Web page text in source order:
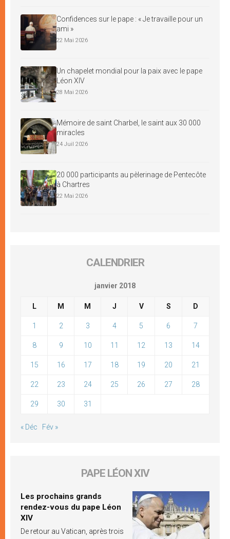
Confidences sur le pape : « Je travaille pour un
ami »
22 Mai 2026
Un chapelet mondial pour la paix avec le pape
Léon XIV
28 Mai 2026
Mémoire de saint Charbel, le saint aux 30 000
miracles
24 Juil 2026
20 000 participants au pèlerinage de Pentecôte
à Chartres
22 Mai 2026
CALENDRIER
janvier 2018
L M M J V S D
1 2 3 4 5 6 7
8 9 10 11 12 13 14
15 16 17 18 19 20 21
22 23 24 25 26 27 28
29 30 31
« Déc Fév »
PAPE LÉON XIV
Les prochains grands
rendez-vous du pape Léon
XIV
De retour au Vatican, après trois